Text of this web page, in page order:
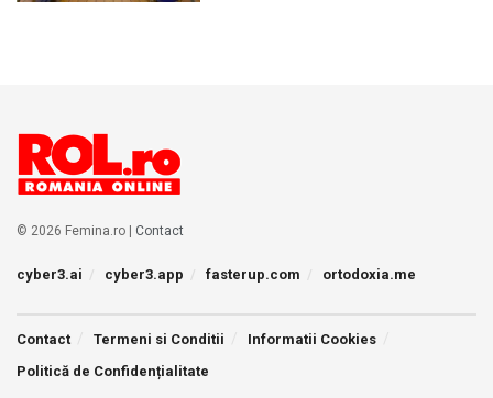
© 2026 Femina.ro | Contact
cyber3.ai cyber3.app fasterup.com ortodoxia.me
Contact Termeni si Conditii
Informatii Cookies
Politică de Confidențialitate